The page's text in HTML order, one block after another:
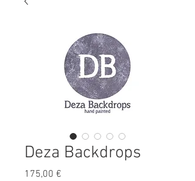
Deza Backdrops
175,00 €